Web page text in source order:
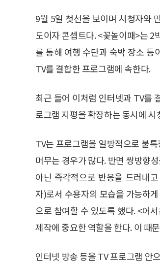
9월 5일 첫선을 보이며 시청자와
도이자 콘셉트다. <꽃놀이패>는 2
를 통해 여행 수단과 숙박 장소 등
TV를 결합한 프로그램에 속한다.
최근 들어 이처럼 인터넷과 TV를
로그램 지평을 확장하는 동시에
TV는 프로그램을 일방적으로 불
머무는 경우가 많다. 반면 쌍방향
아닌 즉각적으로 반응을 드러내
자)로서 수용자의 모습을 가능하
으로 참여할 수 있도록 했다. <어
제작에 중요한 역할을 한다. 이 때
인터넷 방송 등을 TV 프로그램 안